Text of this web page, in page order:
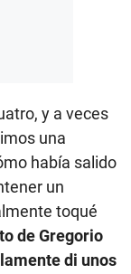
y a veces
una
había salido
un
toqué
de Gregorio
di unos